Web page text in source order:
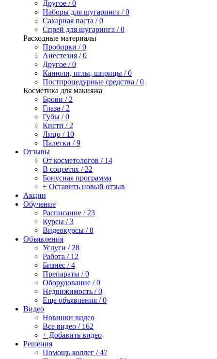
Другое / 0
Наборы для шугаринга / 0
Сахарная паста / 0
Спрей для шугаринга / 0
Расходные материалы
Пробирки / 0
Анестезия / 0
Другое / 0
Канюли, иглы, шприцы / 0
Постпроцедурные средства / 0
Косметика для макияжа
Брови / 2
Глаза / 2
Губы / 0
Кисти / 2
Лицо / 10
Палетки / 9
Отзывы
От косметологов / 14
В соцсетях / 22
Бонусная программа
+ Оставить новый отзыв
Акции
Обучение
Расписание / 23
Курсы / 3
Видеокурсы / 8
Объявления
Услуги / 28
Работа / 12
Бизнес / 4
Препараты / 0
Оборудование / 0
Недвижимость / 0
Еще объявления / 0
Видео
Новинки видео
Все видео / 162
+ Добавить видео
Решения
Помощь коллег / 47